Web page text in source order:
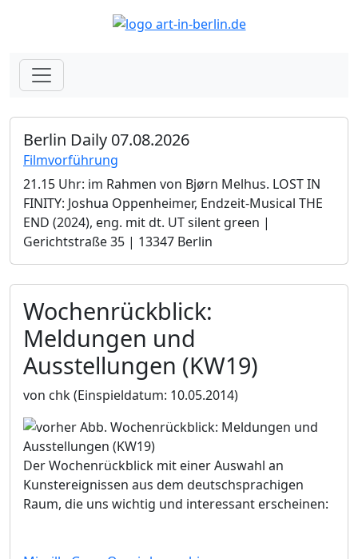
Berlin Daily 07.08.2026
Filmvorführung
21.15 Uhr: im Rahmen von Bjørn Melhus. LOST IN
FINITY: Joshua Oppenheimer, Endzeit-Musical THE
END (2024), eng. mit dt. UT silent green |
Gerichtstraße 35 | 13347 Berlin
Wochenrückblick:
Meldungen und
Ausstellungen (KW19)
von chk(Einspieldatum: 10.05.2014)
Der Wochenrückblick mit einer Auswahl an
Kunstereignissen aus dem deutschsprachigen
Raum, die uns wichtig und interessant erscheinen: